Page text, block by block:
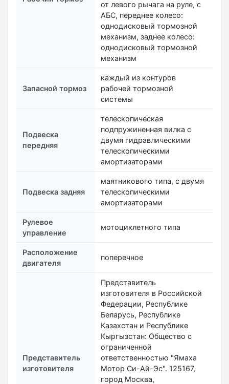
от левого рычага на руле, с
АБС, переднее колесо:
однодисковый тормозной
механизм, заднее колесо:
однодисковый тормозной
механизм
Запасной тормоз
каждый из контуров
рабочей тормозной
системы
Подвеска
передняя
телескопическая
подпружиненная вилка с
двумя гидравлическими
телескопическими
амортизаторами
Подвеска задняя
маятникового типа, с двумя
телескопическими
амортизаторами
Рулевое
управление
мотоциклетного типа
Расположение
двигателя
поперечное
Представитель
изготовителя
Представитель
изготовителя в Российской
Федерации, Республике
Беларусь, Республике
Казахстан и Республике
Кыргызстан: Общество с
ограниченной
ответственностью "Ямаха
Мотор Си-Ай-Эс". 125167,
город Москва,